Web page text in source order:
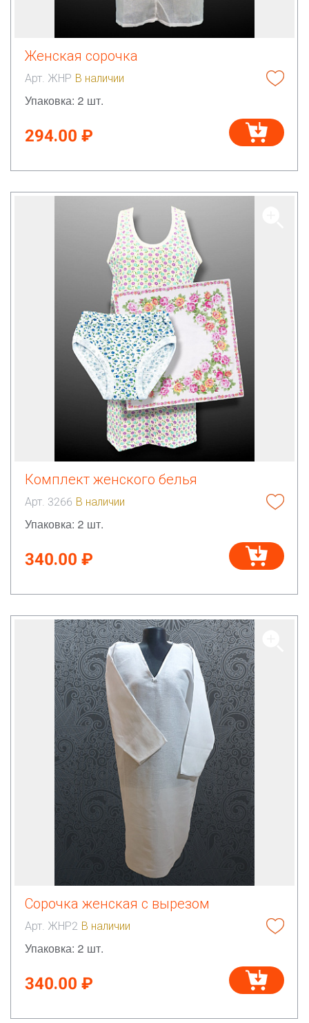
Женская сорочка
Арт. ЖНР В наличии
Упаковка: 2 шт.
294.00 ₽
Комплект женского белья
Арт. 3266 В наличии
Упаковка: 2 шт.
340.00 ₽
Сорочка женская с вырезом
Арт. ЖНР2 В наличии
Упаковка: 2 шт.
340.00 ₽